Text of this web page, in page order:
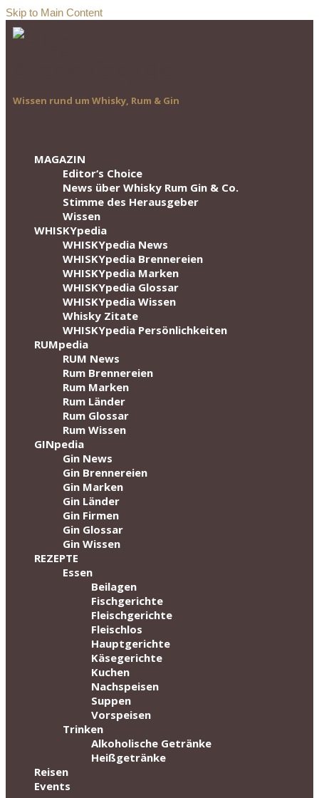
Skip to Main Content
Wissen rund um Whisky, Rum & Gin
MAGAZIN
Editor‘s Choice
News über Whisky Rum Gin & Co.
Stimme des Herausgeber
Wissen
WHISKYpedia
WHISKYpedia News
WHISKYpedia Brennereien
WHISKYpedia Marken
WHISKYpedia Glossar
WHISKYpedia Wissen
Whisky Zitate
WHISKYpedia Persönlichkeiten
RUMpedia
RUM News
Rum Brennereien
Rum Marken
Rum Länder
Rum Glossar
Rum Wissen
GINpedia
Gin News
Gin Brennereien
Gin Marken
Gin Länder
Gin Firmen
Gin Glossar
Gin Wissen
REZEPTE
Essen
Beilagen
Fischgerichte
Fleischgerichte
Fleischlos
Hauptgerichte
Käsegerichte
Kuchen
Nachspeisen
Suppen
Vorspeisen
Trinken
Alkoholische Getränke
Heißgetränke
Reisen
Events